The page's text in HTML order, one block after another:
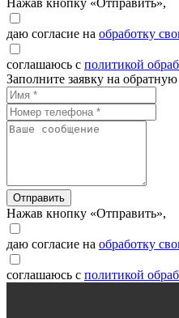
Нажав кнопку «Отправить»,
даю согласие на обработку
соглашаюсь с политикой
Заполните заявку на обратную
Отправить
Нажав кнопку «Отправить»,
даю согласие на обработку
соглашаюсь с политикой